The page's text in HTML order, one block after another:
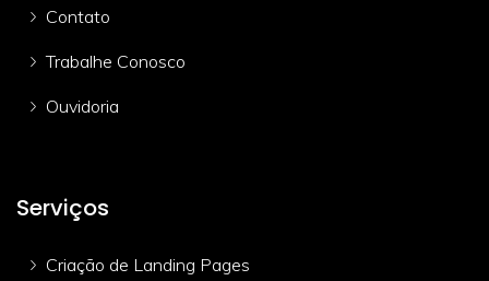
Contato
Trabalhe Conosco
Ouvidoria
Serviços
Criação de Landing Pages